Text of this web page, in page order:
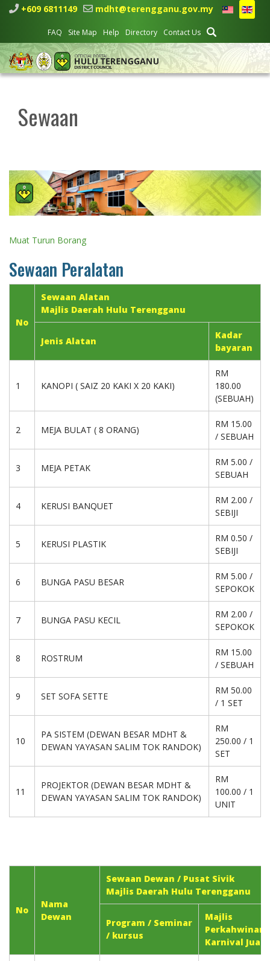
+609 6811149 mdht@terengganu.gov.my
FAQ Site Map Help Directory Contact Us
Sewaan
Muat Turun Borang
Sewaan Peralatan
No
Sewaan Alatan
Majlis Daerah Hulu Terengganu
Jenis Alatan
Kadar
bayaran
1 KANOPI ( SAIZ 20 KAKI X 20 KAKI)
RM
180.00
(SEBUAH)
2 MEJA BULAT ( 8 ORANG)
RM 15.00
/ SEBUAH
3 MEJA PETAK
RM 5.00 /
SEBUAH
4 KERUSI BANQUET
RM 2.00 /
SEBIJI
5 KERUSI PLASTIK
RM 0.50 /
SEBIJI
6 BUNGA PASU BESAR
RM 5.00 /
SEPOKOK
7 BUNGA PASU KECIL
RM 2.00 /
SEPOKOK
8 ROSTRUM
RM 15.00
/ SEBUAH
9 SET SOFA SETTE
RM 50.00
/ 1 SET
10
PA SISTEM (DEWAN BESAR MDHT &
DEWAN YAYASAN SALIM TOK RANDOK)
RM
250.00 / 1
SET
11
PROJEKTOR (DEWAN BESAR MDHT &
DEWAN YAYASAN SALIM TOK RANDOK)
RM
100.00 / 1
UNIT
No
Nama
Dewan
Sewaan Dewan / Pusat Sivik
Majlis Daerah Hulu Terengganu
Program / Seminar
/ kursus
Majlis
Perkahwinan/
Karnival